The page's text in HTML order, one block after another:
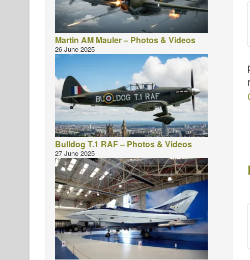
Martin AM Mauler – Photos & Videos
26 June 2025
Bulldog T.1 RAF – Photos & Videos
27 June 2025